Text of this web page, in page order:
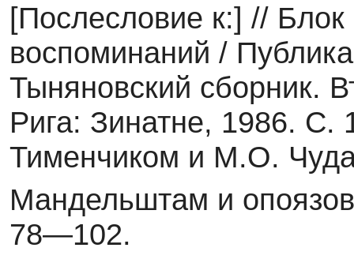
[Послесловие к:] // Блок
воспоминаний /
Тыняновский сборник.
Рига: Зинатне, 1986.
Тименчиком и М.О.
Мандельштам и
78—102.